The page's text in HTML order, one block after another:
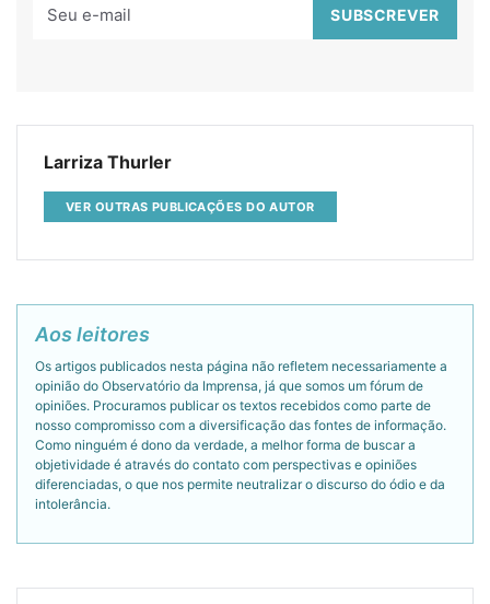
Larriza Thurler
VER OUTRAS PUBLICAÇÕES DO AUTOR
Aos leitores
Os artigos publicados nesta página não refletem necessariamente a
opinião do Observatório da Imprensa, já que somos um fórum de
opiniões. Procuramos publicar os textos recebidos como parte de
nosso compromisso com a diversificação das fontes de informação.
Como ninguém é dono da verdade, a melhor forma de buscar a
objetividade é através do contato com perspectivas e opiniões
diferenciadas, o que nos permite neutralizar o discurso do ódio e da
intolerância.